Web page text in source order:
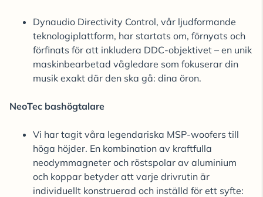
Dynaudio Directivity Control, vår ljudformande
teknologiplattform, har startats om, förnyats och
förfinats för att inkludera DDC-objektivet – en unik
maskinbearbetad vågledare som fokuserar din
musik exakt där den ska gå: dina öron.
NeoTec bashögtalare
Vi har tagit våra legendariska MSP-woofers till
höga höjder. En kombination av kraftfulla
neodymmagneter och röstspolar av aluminium
och koppar betyder att varje drivrutin är
individuellt konstruerad och inställd för ett syfte: